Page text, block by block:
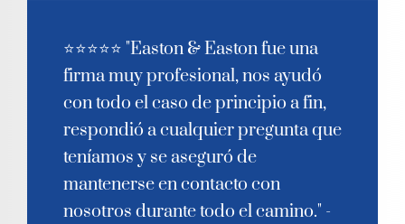
⭐⭐⭐⭐⭐ "Easton & Easton fue una
firma muy profesional, nos ayudó
con todo el caso de principio a fin,
respondió a cualquier pregunta que
teníamos y se aseguró de
mantenerse en contacto con
nosotros durante todo el camino." -